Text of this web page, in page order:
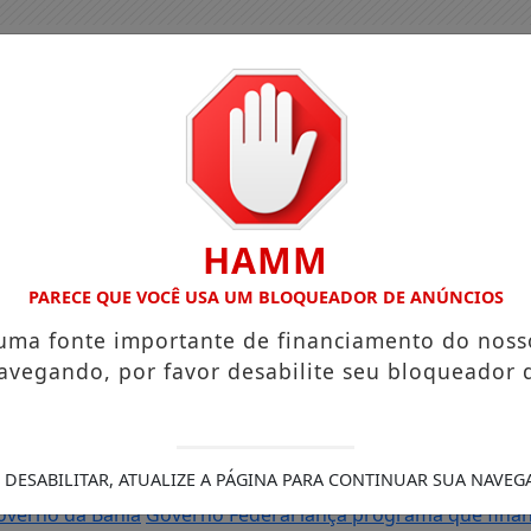
programação com Thalles Roberto
Reforma
por importunação sexual em Feira de Santana é
da BahiaGoverno Federal lança programa que
HAMM
PARECE QUE VOCÊ USA UM BLOQUEADOR DE ANÚNCIOS
fonte importante de financiamento do
por favor desabilite seu bloqueador
DESABILITAR, ATUALIZE A PÁGINA PARA CONTINUAR SUA